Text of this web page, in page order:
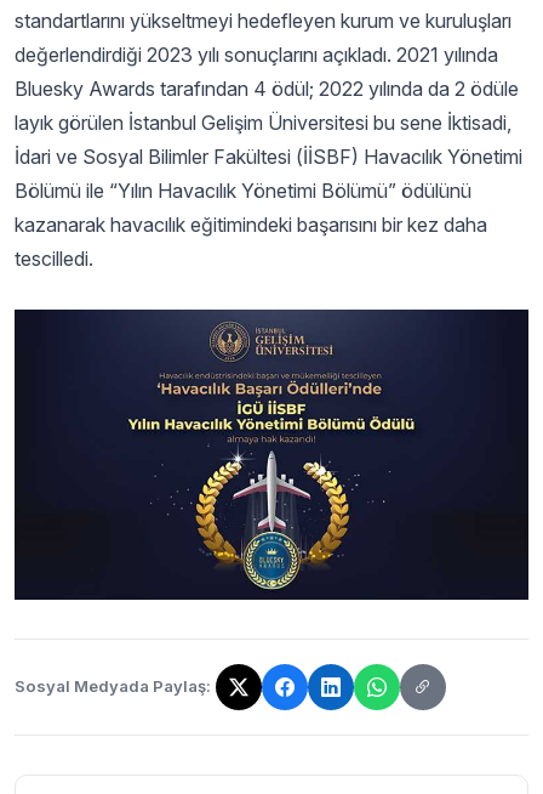
standartlarını yükseltmeyi hedefleyen kurum ve kuruluşları
değerlendirdiği 2023 yılı sonuçlarını açıkladı. 2021 yılında
Bluesky Awards tarafından 4 ödül; 2022 yılında da 2 ödüle
layık görülen İstanbul Gelişim Üniversitesi bu sene İktisadi,
İdari ve Sosyal Bilimler Fakültesi (İİSBF) Havacılık Yönetimi
Bölümü ile “Yılın Havacılık Yönetimi Bölümü” ödülünü
kazanarak havacılık eğitimindeki başarısını bir kez daha
tescilledi.
Sosyal Medyada Paylaş:
Bağlantı kopyalandı!